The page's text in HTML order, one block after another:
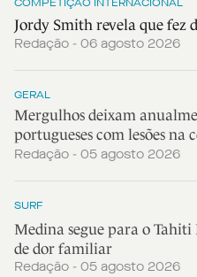
COMPETIÇÃO INTERNACIONAL
Jordy Smith revela que fez
Redação - 06 agosto 2026
GERAL
Mergulhos deixam
portugueses com lesões na
Redação - 05 agosto 2026
SURF
Medina segue para o
de dor familiar
Redação - 05 agosto 2026